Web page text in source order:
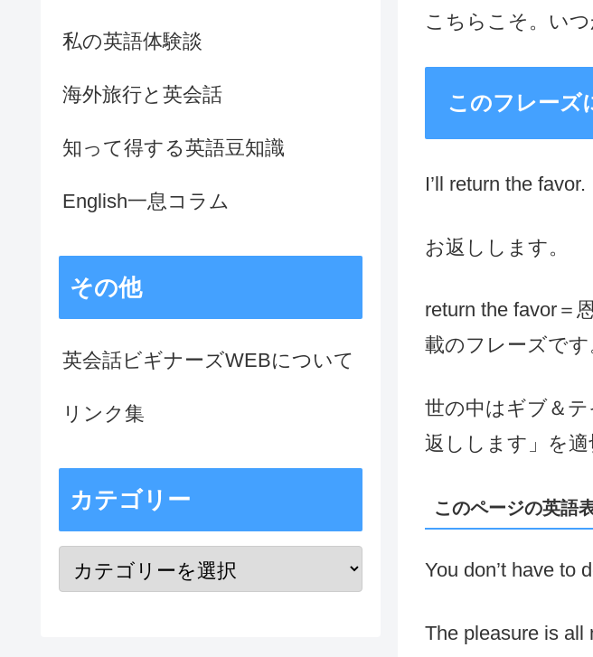
こちらこそ。いつ
このフレーズ
I’ll return the favor.
お返しします。
return the favor＝
載のフレーズです
世の中はギブ＆
返しします」を適
このページの英語
You don’t have to
The pleasure is all
私の英語体験談
海外旅行と英会話
知って得する英語豆知識
English一息コラム
その他
英会話ビギナーズWEBについて
リンク集
カテゴリー